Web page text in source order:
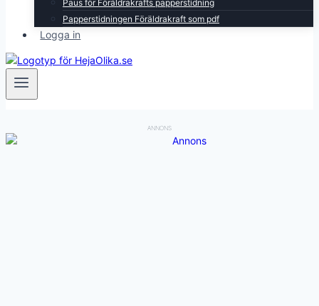
Paus för Föräldrakrafts papperstidning
Papperstidningen Föräldrakraft som pdf
Logga in
ANNONS